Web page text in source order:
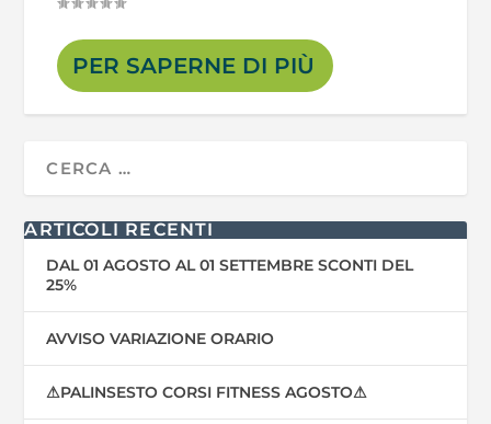
PER SAPERNE DI PIÙ
ARTICOLI RECENTI
DAL 01 AGOSTO AL 01 SETTEMBRE SCONTI DEL
25%
AVVISO VARIAZIONE ORARIO
⚠PALINSESTO CORSI FITNESS AGOSTO⚠